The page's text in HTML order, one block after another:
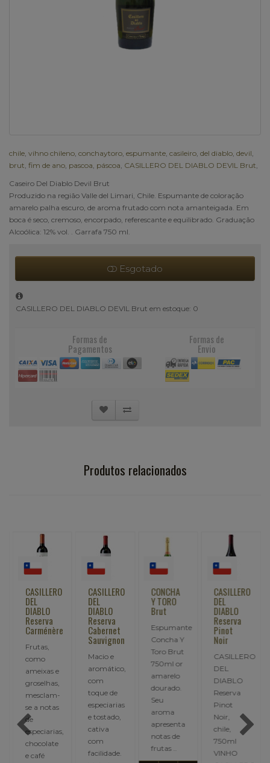
chile vihno chileno conchaytoro espumante casileiro del diablo devil
brut fim de ano pascoa páscoa CASILLERO DEL DIABLO DEVIL Brut
Caseiro Del Diablo Devil Brut
Produzido na região Valle del Limari, Chile. Espumante de coloração
amarelo palha escuro, de aroma frutado com nota amanteigada. Em
boca é seco, cremoso, encorpado, referescante e equilibrado. Graduação
Alcoólica: 12% vol. . Garrafa 750 ml.
Esgotado
CASILLERO DEL DIABLO DEVIL Brut em estoque: 0
Formas de
Pagamentos
Formas de
Envio
Produtos relacionados
CASILLERO
DEL
DIABLO
Reserva
Carménère
Frutas,
como
ameixas e
groselhas,
mesclam-
se a notas
de
especiarias,
chocolate
e café
CASILLERO
DEL
DIABLO
Reserva
Cabernet
Sauvignon
Macio e
aromático,
com
toque de
especiarias
e tostado,
cativa
com
facilidade.
CONCHA
Y TORO
Brut
Espumante
Concha Y
Toro Brut
750ml or
amarelo
dourado.
Seu
aroma
apresenta
notas de
frutas ..
CASILLERO
DEL
DIABLO
Reserva
Pinot
Noir
CASILLERO
DEL
DIABLO
Reserva
Pinot
Noir,
chile,
750ml
VINHO